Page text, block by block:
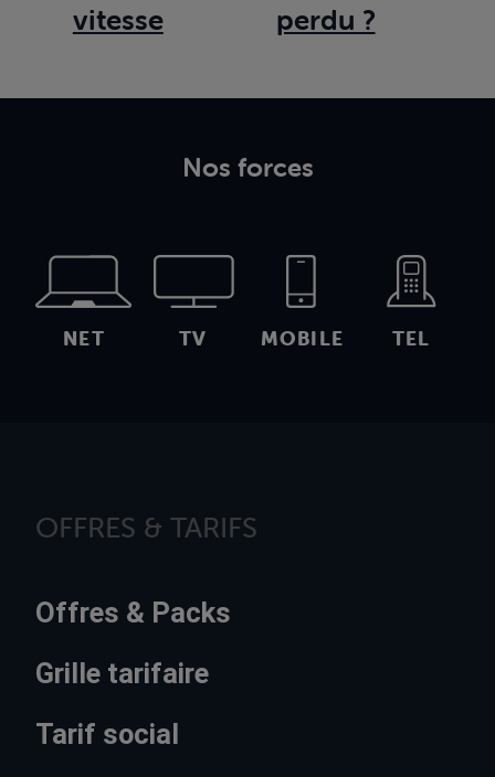
vitesse
perdu ?
Nos forces
NET TV MOBILE TEL
OFFRES & TARIFS
Offres & Packs
Grille tarifaire
Tarif social